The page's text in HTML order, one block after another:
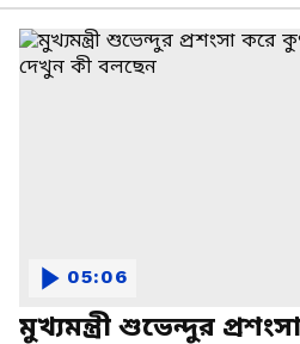
মুখ্যমন্ত্রী শুভেন্দুর
05:06